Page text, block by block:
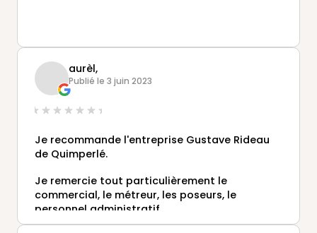
aurèl,
Publié le 3 juin 2023
Je recommande l'entreprise Gustave Rideau
de Quimperlé.
Je remercie tout particulièrement le
commercial, le métreur, les poseurs, le
personnel administratif.
La pose de la pergola a été installée avec